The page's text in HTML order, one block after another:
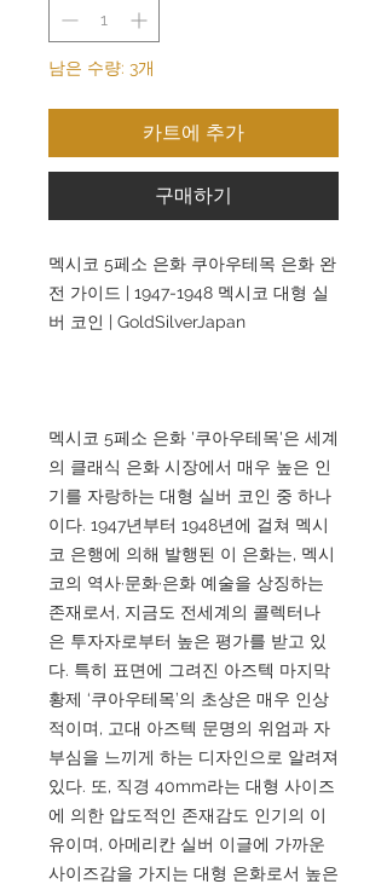
남은 수량: 3개
카트에 추가
구매하기
멕시코 5페소 은화 쿠아우테목 은화 완
전 가이드 | 1947-1948 멕시코 대형 실
버 코인 | GoldSilverJapan
멕시코 5페소 은화 '쿠아우테목'은 세계
의 클래식 은화 시장에서 매우 높은 인
기를 자랑하는 대형 실버 코인 중 하나
이다. 1947년부터 1948년에 걸쳐 멕시
코 은행에 의해 발행된 이 은화는, 멕시
코의 역사·문화·은화 예술을 상징하는
존재로서, 지금도 전세계의 콜렉터나
은 투자자로부터 높은 평가를 받고 있
다. 특히 표면에 그려진 아즈텍 마지막
황제 ‘쿠아우테목’의 초상은 매우 인상
적이며, 고대 아즈텍 문명의 위엄과 자
부심을 느끼게 하는 디자인으로 알려져
있다. 또, 직경 40mm라는 대형 사이즈
에 의한 압도적인 존재감도 인기의 이
유이며, 아메리칸 실버 이글에 가까운
사이즈감을 가지는 대형 은화로서 높은